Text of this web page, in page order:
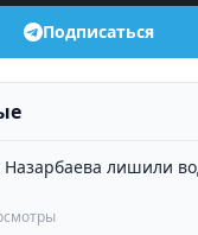
Подписаться
Назарбаева лишили